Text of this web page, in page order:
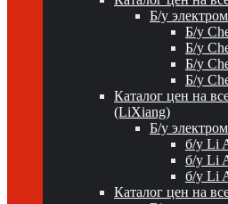
Б/у
Б/у
Б/у
Б/у
Б/у
Каталог цен на
(LiXiang)
Б/у
б/у Li
б/у Li
б/у Li
Каталог цен на